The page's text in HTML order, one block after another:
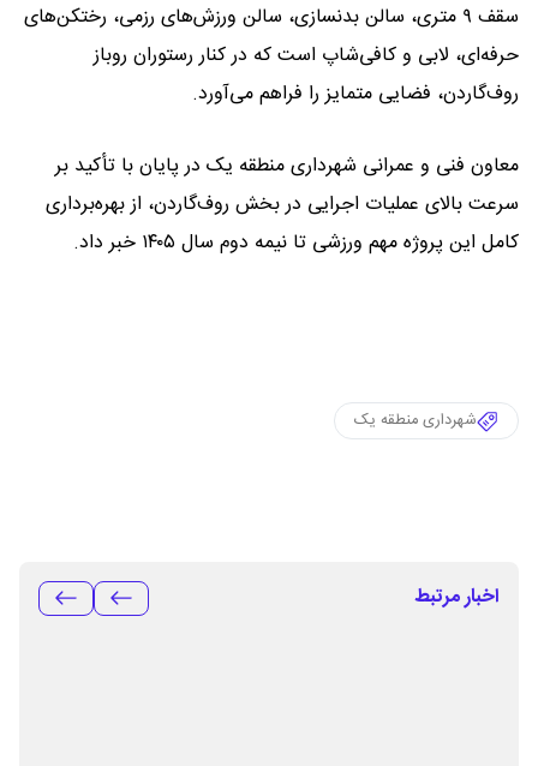
سقف ۹ متری، سالن بدنسازی، سالن ورزش‌های رزمی، رختکن‌های
حرفه‌ای، لابی و کافی‌شاپ است که در کنار رستوران روباز
روف‌گاردن، فضایی متمایز را فراهم می‌آورد.
معاون فنی و عمرانی شهرداری منطقه یک در پایان با تأکید بر
سرعت بالای عملیات اجرایی در بخش روف‌گاردن، از بهره‌برداری
کامل این پروژه مهم ورزشی تا نیمه دوم سال ۱۴۰۵ خبر داد.
شهرداری منطقه یک
اخبار مرتبط